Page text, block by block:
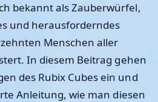
bekannt als Zauberwürfel,
und herausforderndes
Menschen aller
In diesem Beitrag gehen
des Rubix Cubes ein und
Anleitung, wie man diesen